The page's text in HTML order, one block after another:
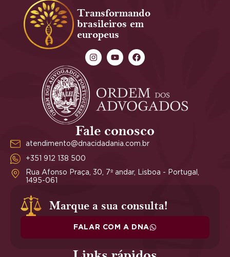
Transformando
brasileiros em
europeus
Fale conosco
atendimento@dnacidadania.com.br
+351 912 138 500
Rua Afonso Praça, 30, 7º andar, Lisboa - Portugal,
1495-061
Marque a sua consulta!
FALAR COM A DNA